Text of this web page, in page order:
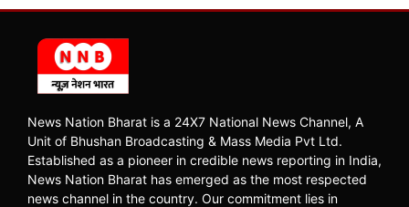
News Nation Bharat is a 24X7 National News Channel, A
Unit of Bhushan Broadcasting & Mass Media Pvt Ltd.
Established as a pioneer in credible news reporting in India,
News Nation Bharat has emerged as the most respected
news channel in the country. Our commitment lies in